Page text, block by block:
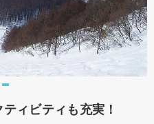
ィビティも充実！